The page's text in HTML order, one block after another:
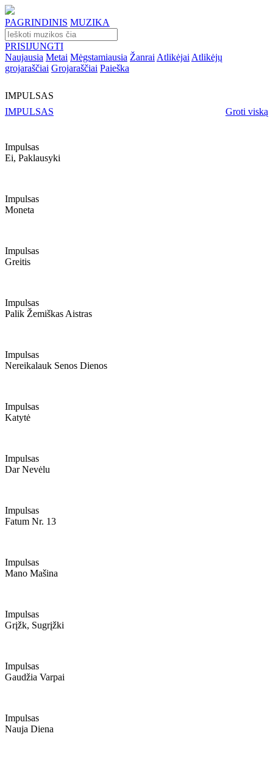
PAGRINDINIS MUZIKA
PRISIJUNGTI
Naujausia Metai Mėgstamiausia Žanrai Atlikėjai Atlikėjų
grojaraščiai Grojaraščiai Paieška
IMPULSAS
IMPULSAS
Groti viską
Impulsas
Ei, Paklausyki
Impulsas
Moneta
Impulsas
Greitis
Impulsas
Palik Žemiškas Aistras
Impulsas
Nereikalauk Senos Dienos
Impulsas
Katytė
Impulsas
Dar Nevėlu
Impulsas
Fatum Nr. 13
Impulsas
Mano Mašina
Impulsas
Grįžk, Sugrįžki
Impulsas
Gaudžia Varpai
Impulsas
Nauja Diena